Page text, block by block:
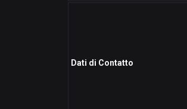
Dati di Contatto